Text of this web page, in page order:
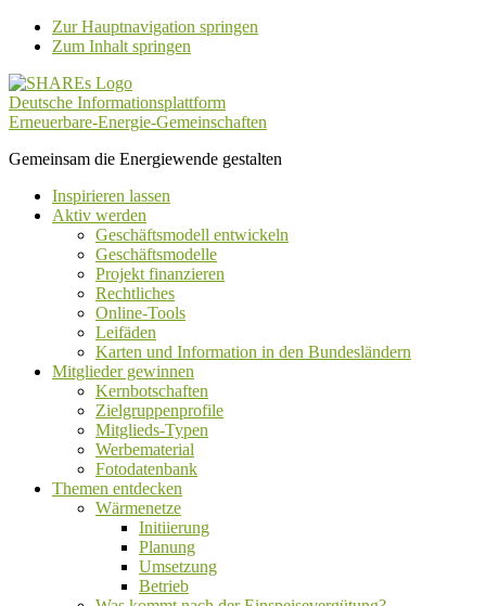
Zur Hauptnavigation springen
Zum Inhalt springen
Deutsche Informationsplattform
Erneuerbare-Energie-Gemeinschaften
Gemeinsam die Energiewende gestalten
Inspirieren lassen
Aktiv werden
Geschäftsmodell entwickeln
Geschäftsmodelle
Projekt finanzieren
Rechtliches
Online-Tools
Leifäden
Karten und Information in den Bundesländern
Mitglieder gewinnen
Kernbotschaften
Zielgruppenprofile
Mitglieds-Typen
Werbematerial
Fotodatenbank
Themen entdecken
Wärmenetze
Initiierung
Planung
Umsetzung
Betrieb